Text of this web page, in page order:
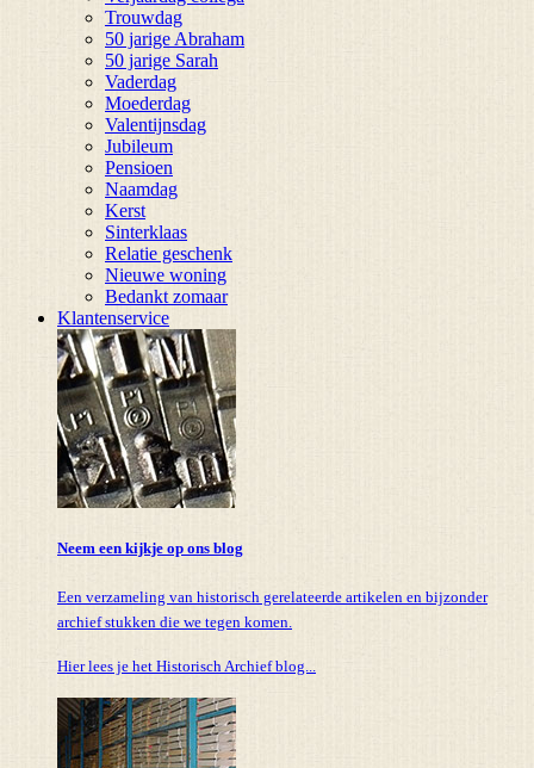
Trouwdag
50 jarige Abraham
50 jarige Sarah
Vaderdag
Moederdag
Valentijnsdag
Jubileum
Pensioen
Naamdag
Kerst
Sinterklaas
Relatie geschenk
Nieuwe woning
Bedankt zomaar
Klantenservice
Neem een kijkje op ons blog
Een verzameling van historisch gerelateerde artikelen en bijzonder
archief stukken die we tegen komen.
Hier lees je het Historisch Archief blog...